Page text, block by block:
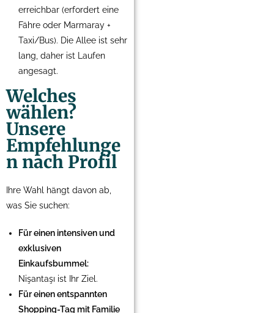
erreichbar (erfordert eine
Fähre oder Marmaray +
Taxi/Bus). Die Allee ist sehr
lang, daher ist Laufen
angesagt.
Welches
wählen?
Unsere
Empfehlunge
n nach Profil
Ihre Wahl hängt davon ab,
was Sie suchen:
Für einen intensiven und
exklusiven
Einkaufsbummel:
Nişantaşı ist Ihr Ziel.
Für einen entspannten
Shopping-Tag mit Familie